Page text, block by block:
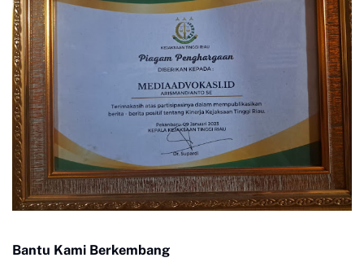
Bantu Kami Berkembang